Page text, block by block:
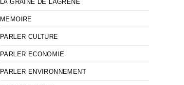
LA GRAINE DE LAGRENE
MEMOIRE
PARLER CULTURE
PARLER ECONOMIE
PARLER ENVIRONNEMENT